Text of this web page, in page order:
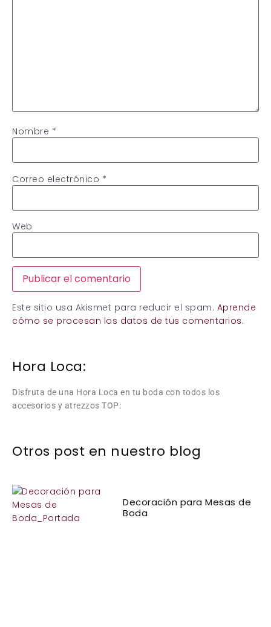
Nombre *
Correo electrónico *
Web
Este sitio usa Akismet para reducir el spam. Aprende
cómo se procesan los datos de tus comentarios.
Hora Loca:
Disfruta de una Hora Loca en tu boda con todos los
accesorios y atrezzos TOP:
Otros post en nuestro blog
Decoración para Mesas de
Boda